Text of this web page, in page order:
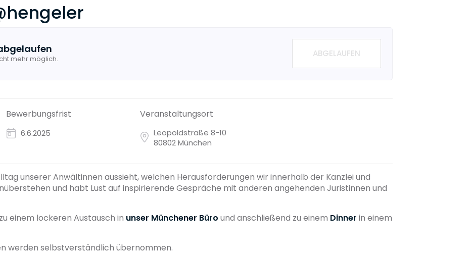
mehr möglich. ABGELAUFEN
Bewerbungsfrist
6.6.2025
Veranstaltungsort
Leopoldstraße 8-10
80802 München
unserer Anwältinnen aussieht, welchen Herausforderungen wir innerhalb der Kanzlei und
und habt Lust auf inspirierende Gespräche mit anderen angehenden Juristinnen und
zu einem lockeren Austausch in unser Münchener Büro und anschließend zu einem Dinner in einem
werden selbstverständlich übernommen.